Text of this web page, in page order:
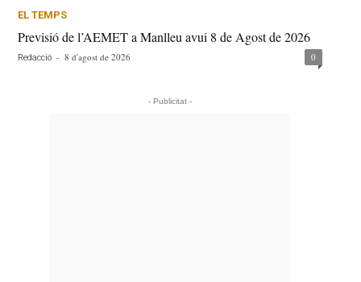
EL TEMPS
Previsió de l’AEMET a Manlleu avui 8 de Agost de 2026
Redacció - 8 d'agost de 2026 0
- Publicitat -